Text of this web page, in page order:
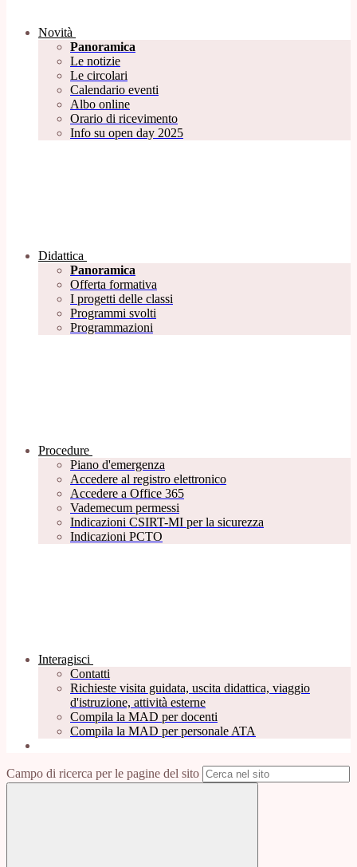
Novità
Panoramica
Le notizie
Le circolari
Calendario eventi
Albo online
Orario di ricevimento
Info su open day 2025
Didattica
Panoramica
Offerta formativa
I progetti delle classi
Programmi svolti
Programmazioni
Procedure
Piano d'emergenza
Accedere al registro elettronico
Accedere a Office 365
Vademecum permessi
Indicazioni CSIRT-MI per la sicurezza
Indicazioni PCTO
Interagisci
Contatti
Richieste visita guidata, uscita didattica, viaggio
d'istruzione, attività esterne
Compila la MAD per docenti
Compila la MAD per personale ATA
Campo di ricerca per le pagine del sito